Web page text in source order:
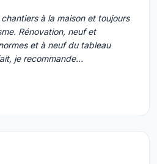
à la maison et toujours
Rénovation, neuf et
et à neuf du tableau
je recommande…